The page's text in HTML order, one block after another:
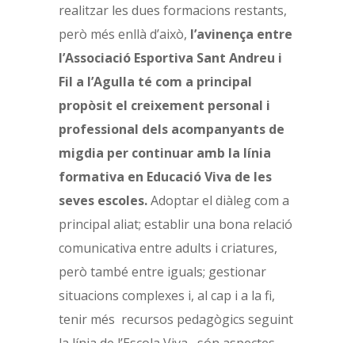
realitzar les dues formacions restants,
però més enllà d’això, l’avinença entre
l’Associació Esportiva Sant Andreu i
Fil a l’Agulla té com a principal
propòsit el creixement personal i
professional dels acompanyants de
migdia per continuar amb la línia
formativa en Educació Viva de les
seves escoles.Adoptar el diàleg com a
principal aliat; establir una bona relació
comunicativa entre adults i criatures,
però també entre iguals; gestionar
situacions complexes i, al cap i a la fi,
tenir més recursos pedagògics seguint